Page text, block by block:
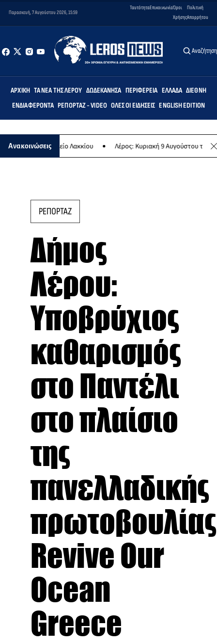
Παρασκευή, 7 Αυγούστου 2026, 15:59
ΤαυτότηταΕπικοινωνίαΌροι
Χρήσης
Πολιτική
Απορρήτου
Αναζήτηση
ΑΡΧΙΚΉ ΤΑ ΝΈΑ ΤΗΣ ΛΈΡΟΥ ΔΩΔΕΚΆΝΗΣΑ ΠΕΡΙΦΈΡΕΙΑ ΕΛΛΆΔΑ ΔΙΕΘΝΉ
ΕΝΔΙΑΦΈΡΟΝΤΑ ΡΕΠΟΡΤΆΖ - VIDEO ΌΛΕΣ ΟΙ ΕΙΔΉΣΕΙΣ ENGLISH EDITION
Ανακοινώσεις
Λακκίου Λέρος: Κυριακή 9 Αυγούστου το μεγαλύτερο
ΡΕΠΟΡΤΑΖ
Δήμος
Λέρου:
Υποβρύχιος
καθαρισμός
στο Παντέλι
στο πλαίσιο
της
πανελλαδικής
πρωτοβουλίας
Revive Our
Ocean
Greece